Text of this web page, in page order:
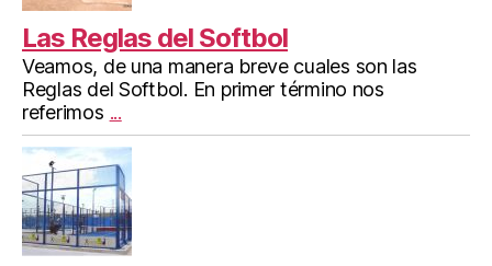
Las Reglas del Softbol
Veamos, de una manera breve cuales son las
Reglas del Softbol. En primer término nos
referimos ...